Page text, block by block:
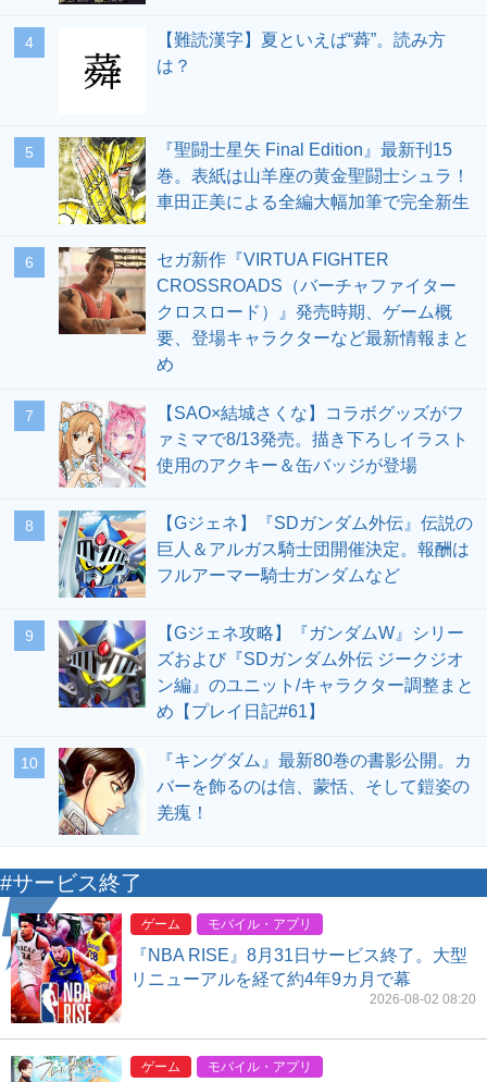
4
【難読漢字】夏といえば“蕣”。読み方
は？
5
『聖闘士星矢 Final Edition』最新刊15
巻。表紙は山羊座の黄金聖闘士シュラ！
車田正美による全編大幅加筆で完全新生
6
セガ新作『VIRTUA FIGHTER
CROSSROADS（バーチャファイター
クロスロード）』発売時期、ゲーム概
要、登場キャラクターなど最新情報まと
め
7
【SAO×結城さくな】コラボグッズがフ
ァミマで8/13発売。描き下ろしイラスト
使用のアクキー＆缶バッジが登場
8
【Gジェネ】『SDガンダム外伝』伝説の
巨人＆アルガス騎士団開催決定。報酬は
フルアーマー騎士ガンダムなど
9
【Gジェネ攻略】『ガンダムW』シリー
ズおよび『SDガンダム外伝 ジークジオ
ン編』のユニット/キャラクター調整まと
め【プレイ日記#61】
10
『キングダム』最新80巻の書影公開。カ
バーを飾るのは信、蒙恬、そして鎧姿の
羌瘣！
#サービス終了
ゲーム モバイル・アプリ
『NBA RISE』8月31日サービス終了。大型
リニューアルを経て約4年9カ月で幕
2026-08-02 08:20
ゲーム モバイル・アプリ